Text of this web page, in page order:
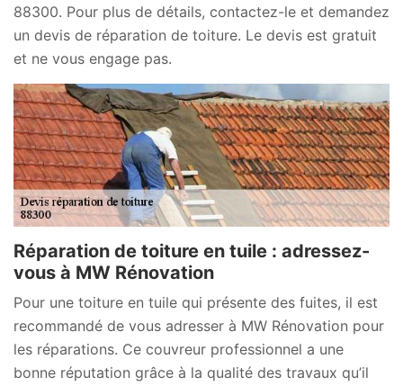
88300. Pour plus de détails, contactez-le et demandez
un devis de réparation de toiture. Le devis est gratuit
et ne vous engage pas.
Réparation de toiture en tuile : adressez-
vous à MW Rénovation
Pour une toiture en tuile qui présente des fuites, il est
recommandé de vous adresser à MW Rénovation pour
les réparations. Ce couvreur professionnel a une
bonne réputation grâce à la qualité des travaux qu’il